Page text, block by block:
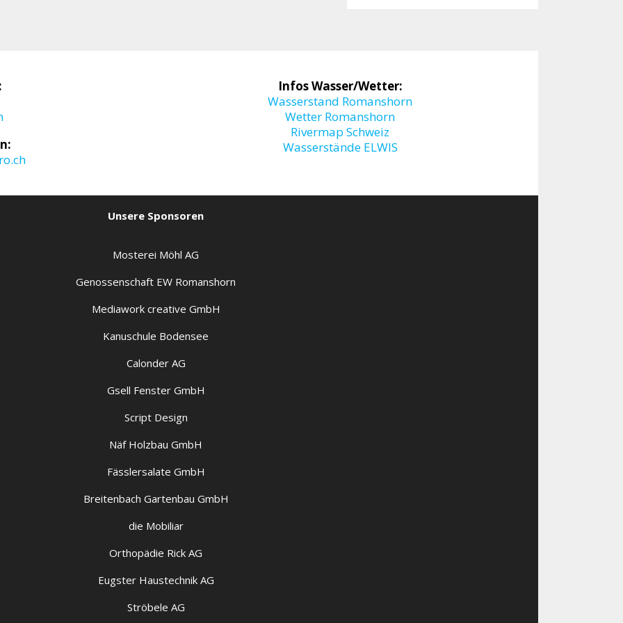
Infos Wasser/Wetter:
Wasserstand Romanshorn
Wetter Romanshorn
Rivermap Schweiz
Wasserstände ELWIS
Unsere Sponsoren
Mosterei Möhl AG
Genossenschaft EW Romanshorn
Mediawork creative GmbH
Kanuschule Bodensee
Calonder AG
Gsell Fenster GmbH
Script Design
Näf Holzbau GmbH
Fässlersalate GmbH
Breitenbach Gartenbau GmbH
die Mobiliar
Orthopädie Rick AG
Eugster Haustechnik AG
Ströbele AG